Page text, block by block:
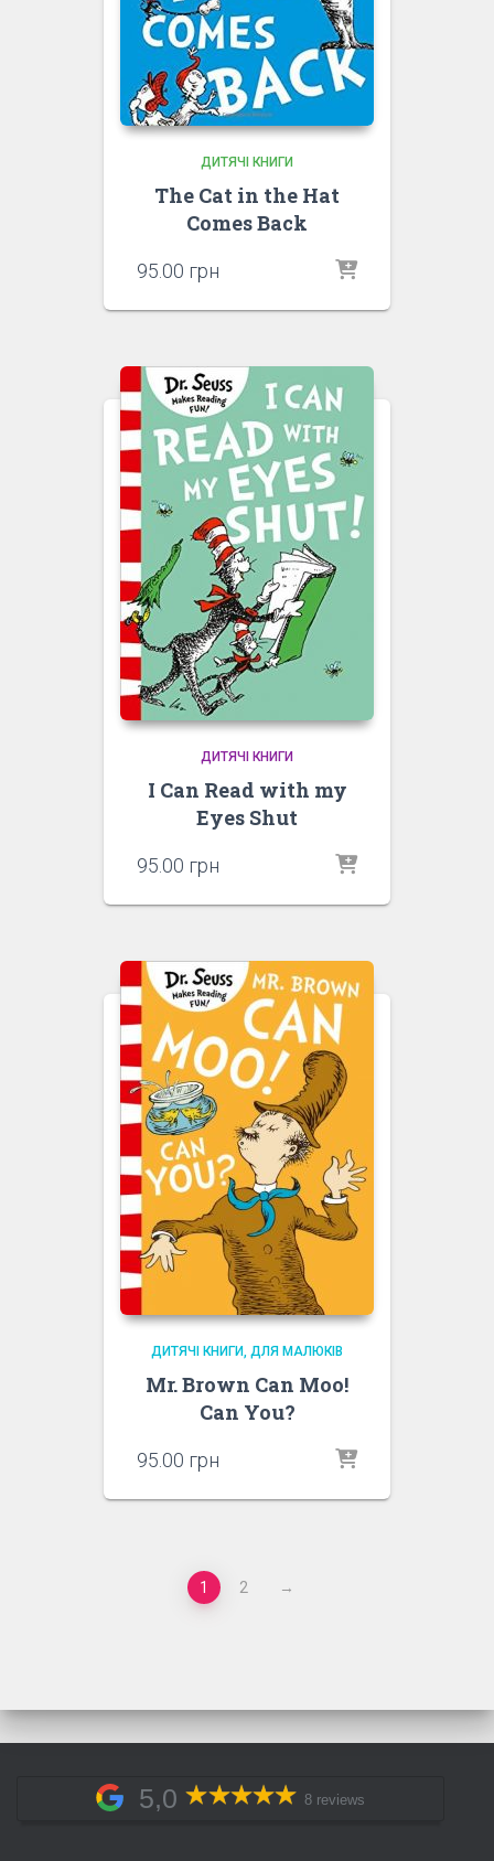
ДИТЯЧІ КНИГИ
The Cat in the Hat
Comes Back
95.00 грн
ДИТЯЧІ КНИГИ
I Can Read with my
Eyes Shut
95.00 грн
ДИТЯЧІ КНИГИ ДЛЯ МАЛЮКІВ
Mr. Brown Can Moo!
Can You?
95.00 грн
1 2 →
5,0 8 reviews